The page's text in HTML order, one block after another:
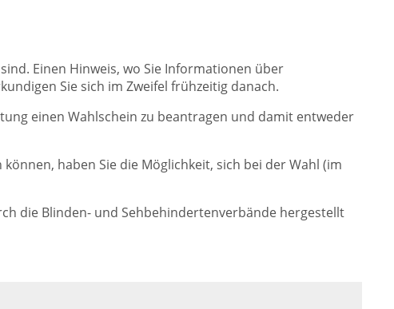
Einen Hinweis, wo Sie Informationen über
Sie sich im Zweifel frühzeitig danach.
einen Wahlschein zu beantragen und damit entweder
haben Sie die Möglichkeit, sich bei der Wahl (im
die Blinden- und Sehbehindertenverbände hergestellt